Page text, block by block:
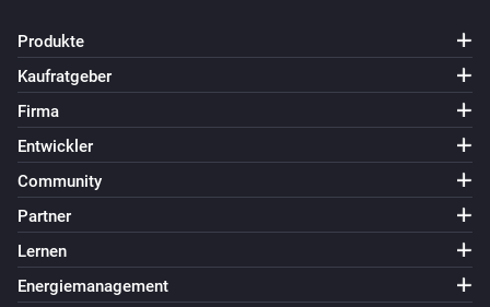
Produkte
Kaufratgeber
Firma
Entwickler
Community
Partner
Lernen
Energiemanagement